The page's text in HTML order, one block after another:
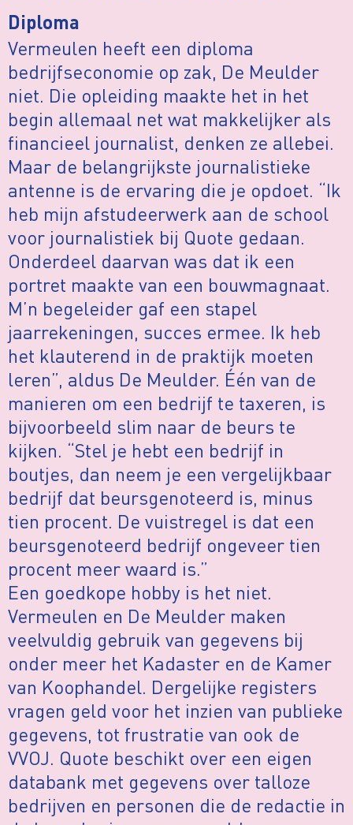
Diploma
Vermeulen heeft een diploma
bedrijfseconomie op zak, De Meulder
niet. Die opleiding maakte het in het
begin allemaal net wat makkelijker als
financieel journalist, denken ze allebei.
Maar de belangrijkste journalistieke
antenne is de ervaring die je opdoet. “Ik
heb mijn afstudeerwerk aan de school
voor journalistiek bij Quote gedaan.
Onderdeel daarvan was dat ik een
portret maakte van een bouwmagnaat.
M’n begeleider gaf een stapel
jaarrekeningen, succes ermee. Ik heb
het klauterend in de praktijk moeten
leren”, aldus De Meulder. Één van de
manieren om een bedrijf te taxeren, is
bijvoorbeeld slim naar de beurs te
kijken. “Stel je hebt een bedrijf in
boutjes, dan neem je een vergelijkbaar
bedrijf dat beursgenoteerd is, minus
tien procent. De vuistregel is dat een
beursgenoteerd bedrijf ongeveer tien
procent meer waard is.”
Een goedkope hobby is het niet.
Vermeulen en De Meulder maken
veelvuldig gebruik van gegevens bij
onder meer het Kadaster en de Kamer
van Koophandel. Dergelijke registers
vragen geld voor het inzien van publieke
gegevens, tot frustratie van ook de
VVOJ. Quote beschikt over een eigen
databank met gegevens over talloze
bedrijven en personen die de redactie in